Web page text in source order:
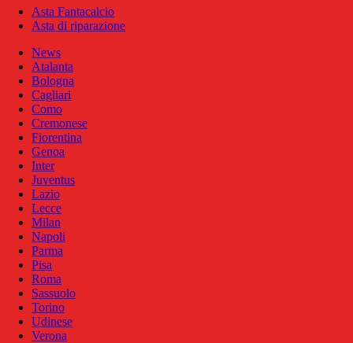
Asta Fantacalcio
Asta di riparazione
News
Atalanta
Bologna
Cagliari
Como
Cremonese
Fiorentina
Genoa
Inter
Juventus
Lazio
Lecce
Milan
Napoli
Parma
Pisa
Roma
Sassuolo
Torino
Udinese
Verona